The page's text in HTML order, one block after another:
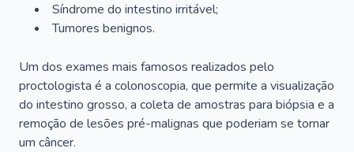
Síndrome do intestino irritável;
Tumores benignos.
Um dos exames mais famosos realizados pelo
proctologista é a colonoscopia, que permite a visualização
do intestino grosso, a coleta de amostras para biópsia e a
remoção de lesões pré-malignas que poderiam se tornar
um câncer.